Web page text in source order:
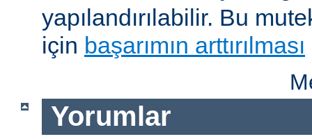
yapılandırılabilir. Bu
için başarımın arttırılması
Yorumlar